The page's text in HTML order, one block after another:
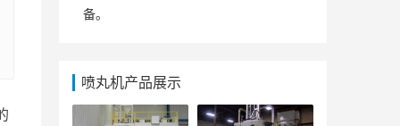
备。
喷丸机产品展示